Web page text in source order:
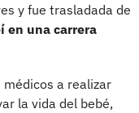
y fue trasladada de
en una carrera
médicos a realizar
la vida del bebé,